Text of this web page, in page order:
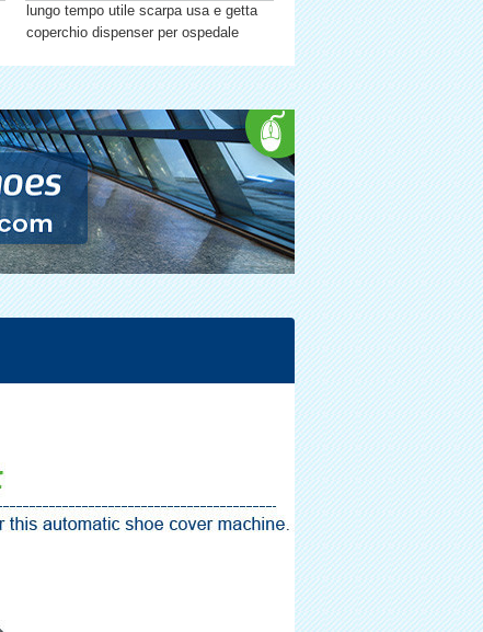
lungo tempo utile scarpa usa e getta
coperchio dispenser per ospedale